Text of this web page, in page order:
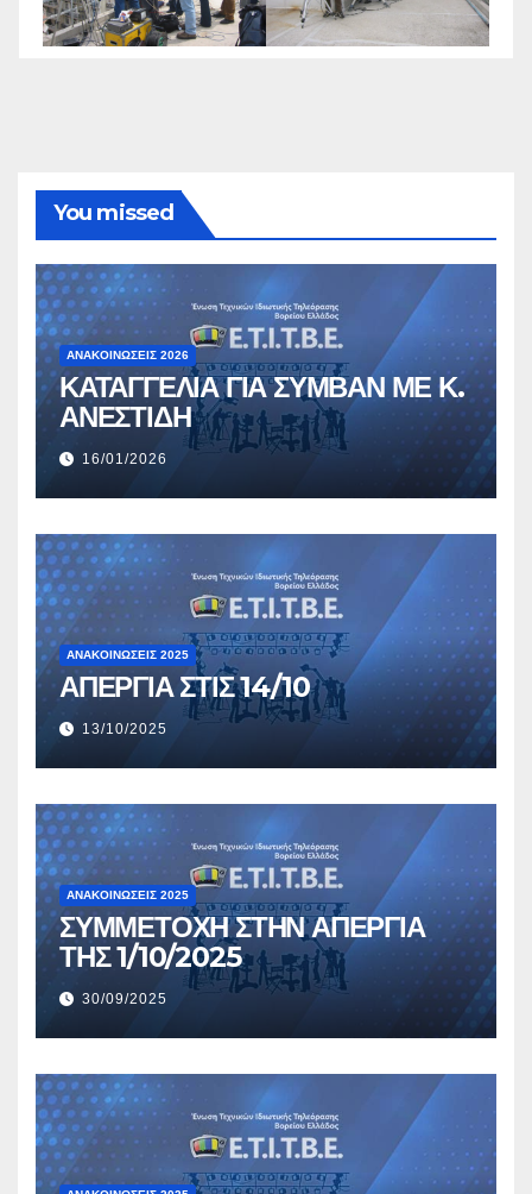
You missed
ΑΝΑΚΟΙΝΏΣΕΙΣ 2026
ΚΑΤΑΓΓΕΛΙΑ ΓΙΑ ΣΥΜΒΑΝ ΜΕ Κ.
ΑΝΕΣΤΙΔΗ
16/01/2026
ΑΝΑΚΟΙΝΏΣΕΙΣ 2025
ΑΠΕΡΓΙΑ ΣΤΙΣ 14/10
13/10/2025
ΑΝΑΚΟΙΝΏΣΕΙΣ 2025
ΣΥΜΜΕΤΟΧΗ ΣΤΗΝ ΑΠΕΡΓΙΑ
ΤΗΣ 1/10/2025
30/09/2025